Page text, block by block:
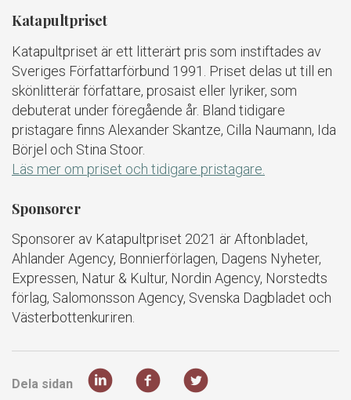
Katapultpriset
Katapultpriset är ett litterärt pris som instiftades av
Sveriges Författarförbund 1991. Priset delas ut till en
skönlitterär författare, prosaist eller lyriker, som
debuterat under föregående år. Bland tidigare
pristagare finns Alexander Skantze, Cilla Naumann, Ida
Börjel och Stina Stoor.
Läs mer om priset och tidigare pristagare.
Sponsorer
Sponsorer av Katapultpriset 2021 är Aftonbladet,
Ahlander Agency, Bonnierförlagen, Dagens Nyheter,
Expressen, Natur & Kultur, Nordin Agency, Norstedts
förlag, Salomonsson Agency, Svenska Dagbladet och
Västerbottenkuriren.
Dela sidan